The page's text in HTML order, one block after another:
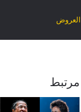
العروض
مرتبط